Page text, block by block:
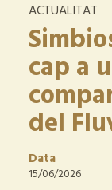
ACTUALITAT
cap a
del
Data
15/06/2026